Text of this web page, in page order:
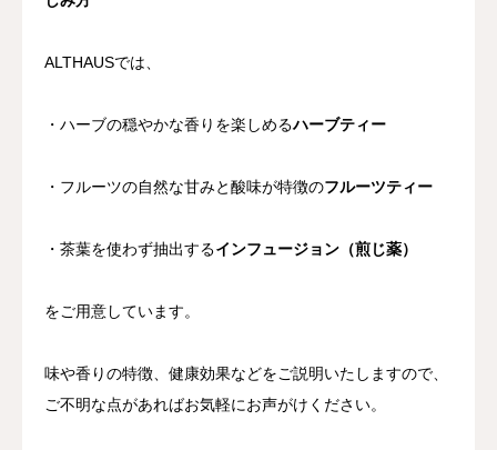
ALTHAUSでは、
・ハーブの穏やかな香りを楽しめるハーブティー
・フルーツの自然な甘みと酸味が特徴のフルーツティー
・茶葉を使わず抽出するインフュージョン（煎じ薬）
をご用意しています。
味や香りの特徴、健康効果などをご説明いたしますので、
ご不明な点があればお気軽にお声がけください。